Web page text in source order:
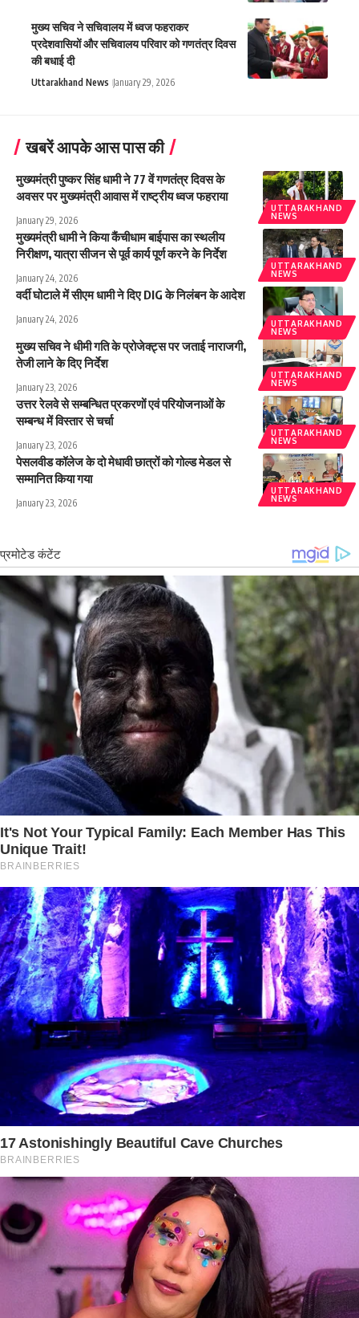
मुख्य सचिव ने सचिवालय में ध्वज फहराकर
प्रदेशवासियों और सचिवालय परिवार को गणतंत्र दिवस
की बधाई दी
Uttarakhand News January 29, 2026
खबरें आपके आस पास की
UTTARAKHAND
NEWS
मुख्यमंत्री पुष्कर सिंह धामी ने 77 वें गणतंत्र दिवस के
अवसर पर मुख्यमंत्री आवास में राष्ट्रीय ध्वज फहराया
January 29, 2026
UTTARAKHAND
NEWS
मुख्यमंत्री धामी ने किया कैंचीधाम बाईपास का स्थलीय
निरीक्षण, यात्रा सीजन से पूर्व कार्य पूर्ण करने के निर्देश
January 24, 2026
UTTARAKHAND
NEWS
वर्दी घोटाले में सीएम धामी ने दिए DIG के निलंबन के आदेश
January 24, 2026
UTTARAKHAND
NEWS
मुख्य सचिव ने धीमी गति के प्रोजेक्ट्स पर जताई नाराजगी,
तेजी लाने के दिए निर्देश
January 23, 2026
UTTARAKHAND
NEWS
उत्तर रेलवे से सम्बन्धित प्रकरणों एवं परियोजनाओं के
सम्बन्ध में विस्तार से चर्चा
January 23, 2026
UTTARAKHAND
NEWS
पेसलवीड कॉलेज के दो मेधावी छात्रों को गोल्ड मेडल से
सम्मानित किया गया
January 23, 2026